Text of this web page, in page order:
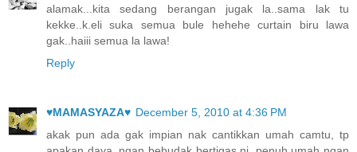
alamak...kita sedang berangan jugak la..sama lak tu
kekke..k.eli suka semua bule hehehe curtain biru lawa
gak..haiii semua la lawa!
Reply
♥MAMASYAZA♥ December 5, 2010 at 4:36 PM
akak pun ada gak impian nak cantikkan umah camtu, tp